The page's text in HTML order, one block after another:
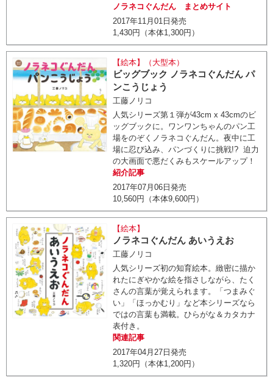
ノラネコぐんだん まとめサイト
2017年11月01日発売
1,430円（本体1,300円）
【絵本】（大型本）
ビッグブック ノラネコぐんだん パ
ンこうじょう
工藤ノリコ
人気シリーズ第１弾が43cm x 43cmのビ
ッグブックに。ワンワンちゃんのパン工
場をのぞくノラネコぐんだん。夜中に工
場に忍び込み、パンづくりに挑戦!? 迫力
の大画面で悪だくみもスケールアップ！
紹介記事
2017年07月06日発売
10,560円（本体9,600円）
【絵本】
ノラネコぐんだん あいうえお
工藤ノリコ
人気シリーズ初の知育絵本。緻密に描か
れたにぎやかな絵を指さしながら、たく
さんの言葉が覚えられます。「つまみぐ
い」「ほっかむり」など本シリーズなら
ではの言葉も満載。ひらがな＆カタカナ
表付き。
関連記事
2017年04月27日発売
1,320円（本体1,200円）